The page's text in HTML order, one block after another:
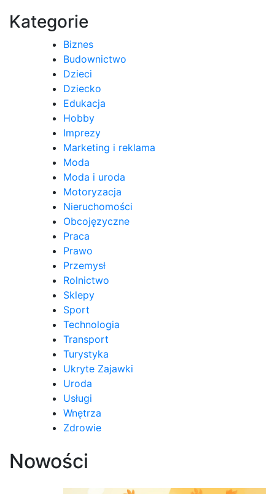
Kategorie
Biznes
Budownictwo
Dzieci
Dziecko
Edukacja
Hobby
Imprezy
Marketing i reklama
Moda
Moda i uroda
Motoryzacja
Nieruchomości
Obcojęzyczne
Praca
Prawo
Przemysł
Rolnictwo
Sklepy
Sport
Technologia
Transport
Turystyka
Ukryte Zajawki
Uroda
Usługi
Wnętrza
Zdrowie
Nowości